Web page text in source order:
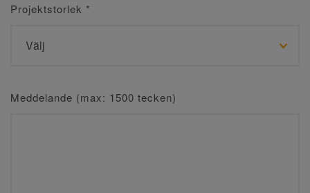
Projektstorlek *
Meddelande (max: 1500 tecken)